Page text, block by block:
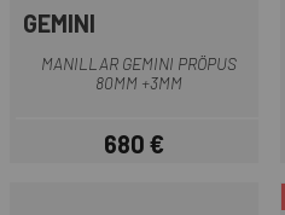
GEMINI
MANILLAR GEMINI PRÖPUS
80MM +3MM
Precio
680 €